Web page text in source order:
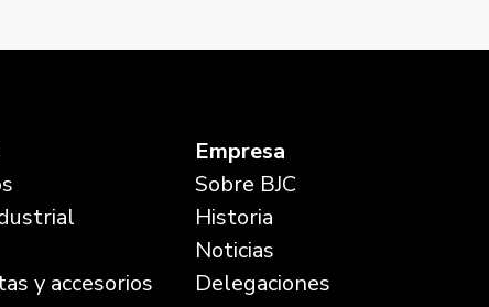
y accesorios
Empresa
Sobre BJC
Historia
Noticias
Delegaciones